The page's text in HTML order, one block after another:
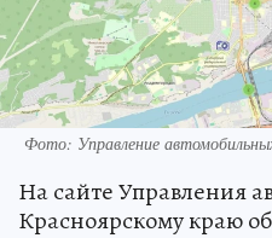
Фото: Управление
На сайте Управления
Красноярскому краю